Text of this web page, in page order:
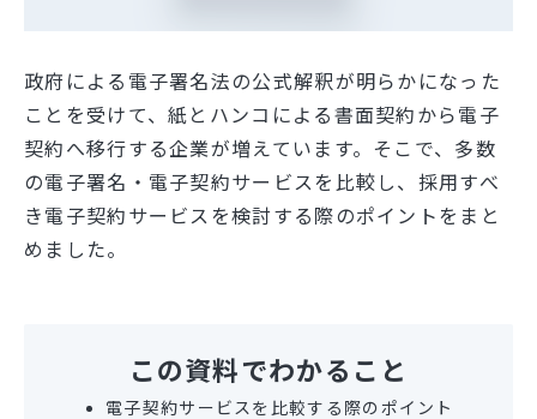
政府による電子署名法の公式解釈が明らかになった
ことを受けて、紙とハンコによる書面契約から電子
契約へ移行する企業が増えています。そこで、多数
の電子署名・電子契約サービスを比較し、採用すべ
き電子契約サービスを検討する際のポイントをまと
めました。
この資料でわかること
電子契約サービスを比較する際のポイント